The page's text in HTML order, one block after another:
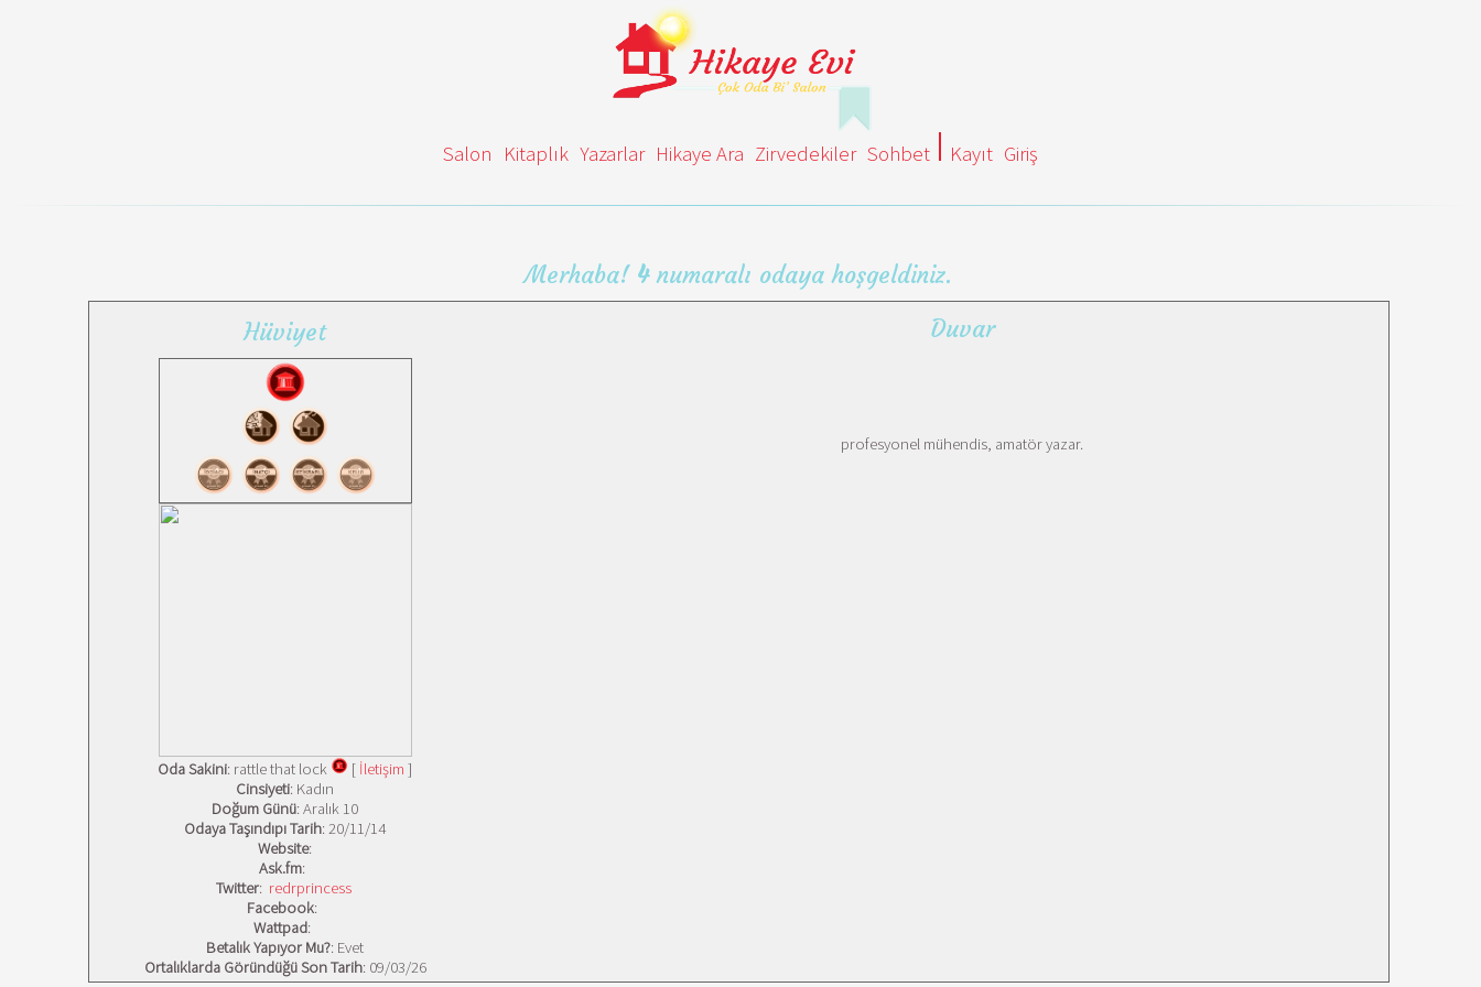
Salon Kitaplık Yazarlar Hikaye Ara Zirvedekiler Sohbet Kayıt Giriş
Merhaba! 4numaralı odaya hoşgeldiniz.
Hüviyet
Oda Sakini: rattle that lock [ İletişim ]
Cinsiyeti: Kadın
Doğum Günü: Aralık 10
Odaya Taşındıpı Tarih: 20/11/14
Website:
Ask.fm:
Twitter: redrprincess
Facebook:
Wattpad:
Betalık Yapıyor Mu?: Evet
Ortalıklarda Göründüğü Son Tarih: 09/03/26
Duvar
profesyonel mühendis, amatör yazar.